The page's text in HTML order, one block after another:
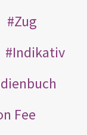
Zug
Indikativ
Fee